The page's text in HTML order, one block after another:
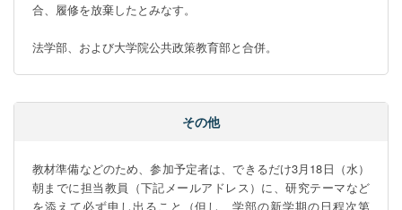
合、履修を放棄したとみなす。
法学部、および大学院公共政策教育部と合併。
その他
教材準備などのため、参加予定者は、できるだけ3月18日（水）
朝までに担当教員（下記メールアドレス）に、研究テーマなど
を添えて必ず申し出ること（但し、学部の新学期の日程次第